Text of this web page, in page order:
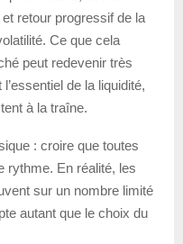
retour progressif de la
Ce que cela
peut redevenir très
de la liquidité,
à la traîne.
: croire que toutes
rythme. En réalité, les
sur un nombre limité
autant que le choix du